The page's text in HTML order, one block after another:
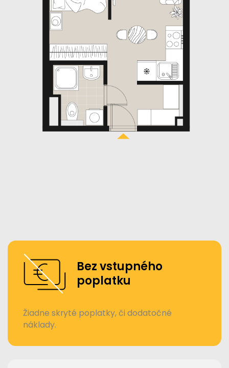
Bez vstupného
poplatku
Žiadne skryté poplatky, či dodatočné
náklady.